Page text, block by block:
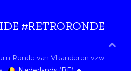
#RETRORONDE
Ronde van Vlaanderen vzw -